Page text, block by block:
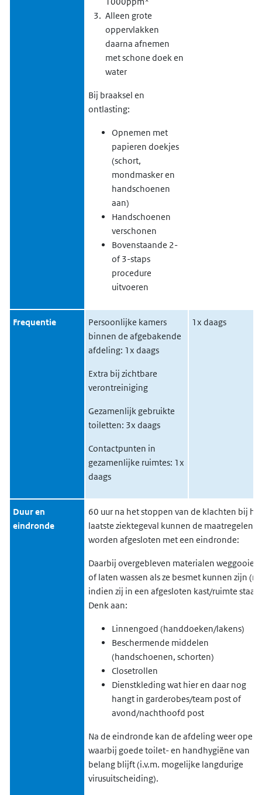
Alleen grote
oppervlakken
daarna afnemen
met schone doek en
water
Bij braaksel en
ontlasting:
Opnemen met
papieren doekjes
(schort,
mondmasker en
handschoenen
aan)
Handschoenen
verschonen
Bovenstaande 2-
of 3-staps
procedure
uitvoeren
Frequentie
Persoonlijke kamers
binnen de afgebakende
afdeling: 1x daags
Extra bij zichtbare
verontreiniging
Gezamenlijk gebruikte
toiletten: 3x daags
Contactpunten in
gezamenlijke ruimtes: 1x
daags
1x daags
Duur en
eindronde
60 uur na het stoppen van de klachten bij het
laatste ziektegeval kunnen de maatregelen
worden afgesloten met een eindronde:
Daarbij overgebleven materialen weggooien
of laten wassen als ze besmet kunnen zijn
indien zij in een afgesloten kast/ruimte
Denk aan:
Linnengoed (handdoeken/lakens)
Beschermende middelen
(handschoenen, schorten)
Closetrollen
Dienstkleding wat hier en daar nog
hangt in garderobes/team post of
avond/nachthoofd post
Na de eindronde kan de afdeling weer open
waarbij goede toilet- en handhygiëne van
belang blijft (i.v.m. mogelijke langdurige
virusuitscheiding).